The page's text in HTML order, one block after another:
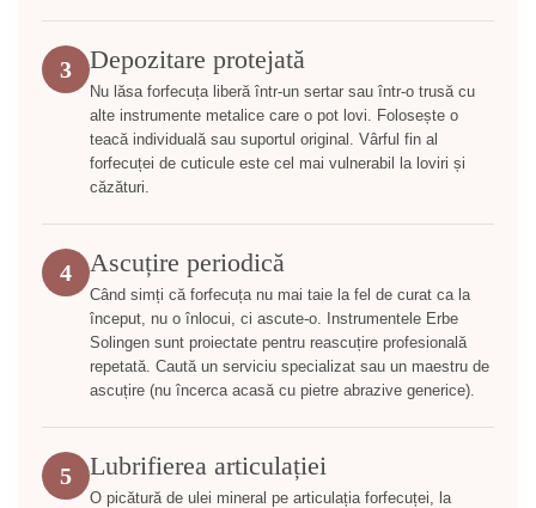
3 Depozitare protejată
Nu lăsa forfecuța liberă într-un sertar sau într-o trusă cu
alte instrumente metalice care o pot lovi. Folosește o
teacă individuală sau suportul original. Vârful fin al
forfecuței de cuticule este cel mai vulnerabil la loviri și
căzături.
4 Ascuțire periodică
Când simți că forfecuța nu mai taie la fel de curat ca la
început, nu o înlocui, ci ascute-o. Instrumentele Erbe
Solingen sunt proiectate pentru reascuțire profesională
repetată. Caută un serviciu specializat sau un maestru de
ascuțire (nu încerca acasă cu pietre abrazive generice).
5 Lubrifierea articulației
O picătură de ulei mineral pe articulația forfecuței, la